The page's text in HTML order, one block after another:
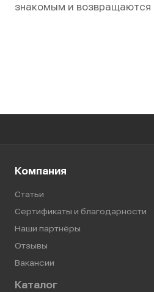
знакомым и возвращаются
Компания
Статьи
Сертификаты и благодарности
Наши партнёры
Отзывы
Вакансии
Каталог